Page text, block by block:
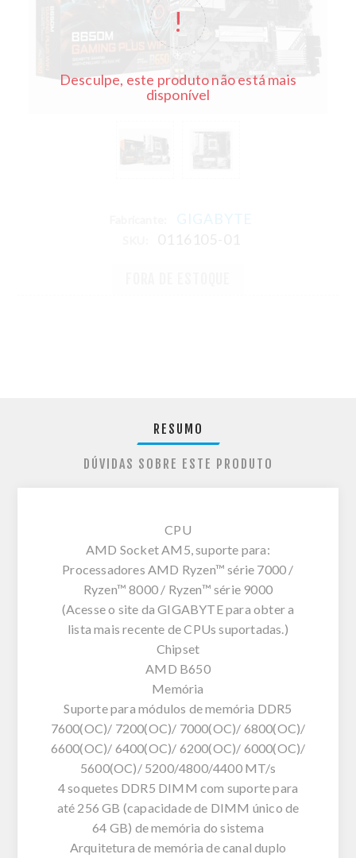
Desculpe, este produto não está mais
disponível
GIGABYTE
RESUMO
DÚVIDAS SOBRE ESTE PRODUTO
CPU
AMD Socket AM5, suporte para:
Processadores AMD Ryzen™ série 7000 /
Ryzen™ 8000 / Ryzen™ série 9000
(Acesse o site da GIGABYTE para obter a
lista mais recente de CPUs suportadas.)
Chipset
AMD B650
Memória
Suporte para módulos de memória DDR5
7600(OC)/ 7200(OC)/ 7000(OC)/ 6800(OC)/
6600(OC)/ 6400(OC)/ 6200(OC)/ 6000(OC)/
5600(OC)/ 5200/4800/4400 MT/s
4 soquetes DDR5 DIMM com suporte para
até 256 GB (capacidade de DIMM único de
64 GB) de memória do sistema
Arquitetura de memória de canal duplo